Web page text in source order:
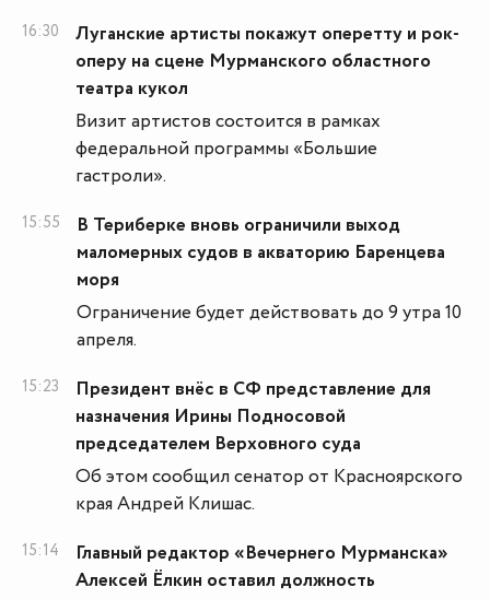
16:30
Луганские артисты покажут оперетту и рок-
оперу на сцене Мурманского областного
театра кукол
Визит артистов состоится в рамках
федеральной программы «Большие
гастроли».
15:55
В Териберке вновь ограничили выход
маломерных судов в акваторию Баренцева
моря
Ограничение будет действовать до 9 утра 10
апреля.
15:23
Президент внёс в СФ представление для
назначения Ирины Подносовой
председателем Верховного суда
Об этом сообщил сенатор от Красноярского
края Андрей Клишас.
15:14
Главный редактор «Вечернего Мурманска»
Алексей Ёлкин оставил должность